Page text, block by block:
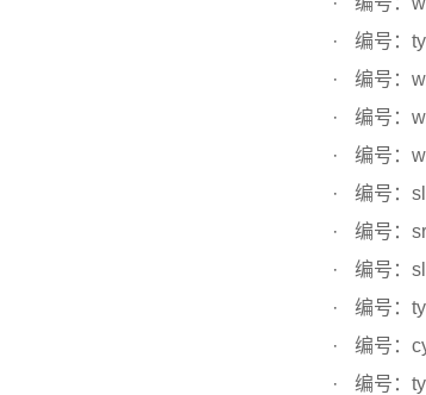
编号：
编号：
编号：
编号：
编号：
编号：
编号：
编号：
编号：
编号：